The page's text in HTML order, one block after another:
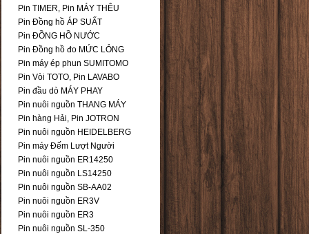
Pin TIMER, Pin MÁY THÊU
Pin Đồng hồ ÁP SUẤT
Pin ĐỒNG HỒ NƯỚC
Pin Đồng hồ đo MỨC LỎNG
Pin máy ép phun SUMITOMO
Pin Vòi TOTO, Pin LAVABO
Pin đầu dò MÁY PHAY
Pin nuôi nguồn THANG MÁY
Pin hàng Hải, Pin JOTRON
Pin nuôi nguồn HEIDELBERG
Pin máy Đếm Lượt Người
Pin nuôi nguồn ER14250
Pin nuôi nguồn LS14250
Pin nuôi nguồn SB-AA02
Pin nuôi nguồn ER3V
Pin nuôi nguồn ER3
Pin nuôi nguồn SL-350